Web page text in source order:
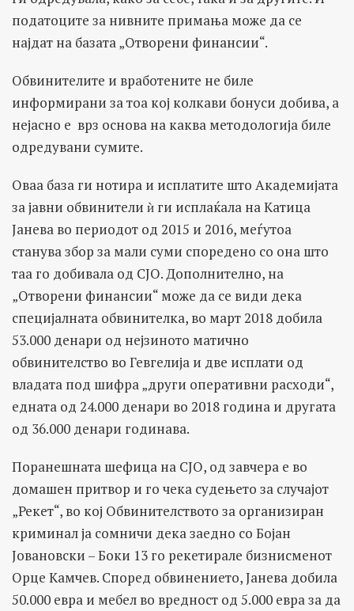
податоците за нивните примања може да се
најдат на базата „Отворени финансии“.
Обвинителите и вработените не биле
информирани за тоа кој колкави бонуси добива, а
нејасно е врз основа на каква методологија биле
одредувани сумите.
Оваа база ги нотира и исплатите што Академијата
за јавни обвинители ѝ ги исплаќала на Катица
Јанева во периодот од 2015 и 2016, меѓутоа
станува збор за мали суми споредено со она што
таа го добивала од СЈО. Дополнително, на
„Отворени финансии“ може да се види дека
специјалната обвинителка, во март 2018 добила
53.000 денари од нејзиното матично
обвинителство во Гевгелија и две исплати од
владата под шифра „други оперативни расходи“,
едната од 24.000 денари во 2018 година и другата
од 36.000 денари годинава.
Поранешната шефица на СЈО, од завчера е во
домашен притвор и го чека судењето за случајот
„Рекет“, во кој Обвинителството за организиран
криминал ја сомничи дека заедно со Бојан
Јовановски – Боки 13 го рекетирале бизнисменот
Орце Камчев. Според обвинението, Јанева добила
50.000 евра и мебел во вредност од 5.000 евра за да